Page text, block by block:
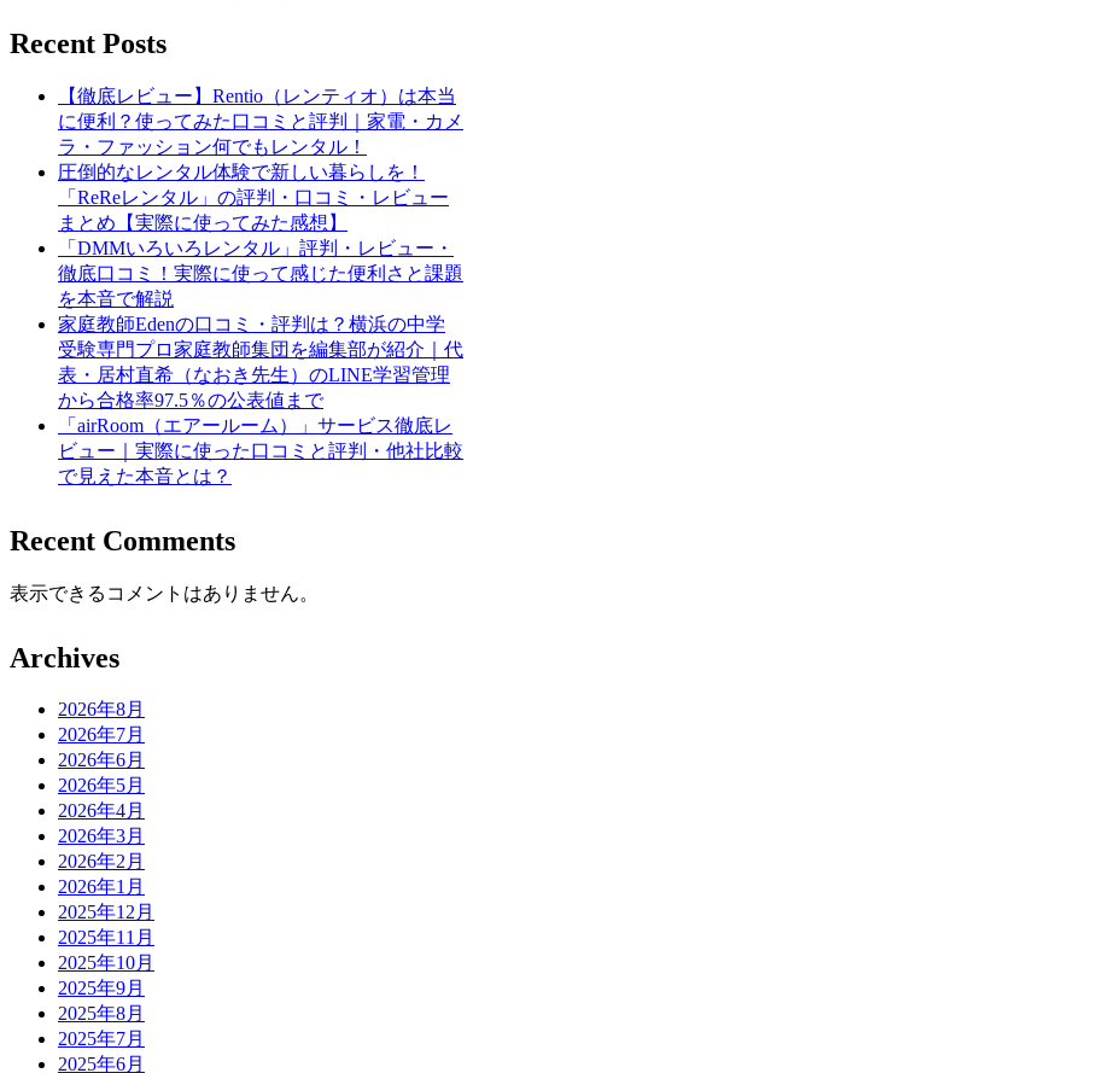
Recent Posts
【徹底レビュー】Rentio（レンティオ）は本当
に便利？使ってみた口コミと評判｜家電・カメ
ラ・ファッション何でもレンタル！
圧倒的なレンタル体験で新しい暮らしを！
「ReReレンタル」の評判・口コミ・レビュー
まとめ【実際に使ってみた感想】
「DMMいろいろレンタル」評判・レビュー・
徹底口コミ！実際に使って感じた便利さと課題
を本音で解説
家庭教師Edenの口コミ・評判は？横浜の中学
受験専門プロ家庭教師集団を編集部が紹介｜代
表・居村直希（なおき先生）のLINE学習管理
から合格率97.5％の公表値まで
「airRoom（エアールーム）」サービス徹底レ
ビュー｜実際に使った口コミと評判・他社比較
で見えた本音とは？
Recent Comments
表示できるコメントはありません。
Archives
2026年8月
2026年7月
2026年6月
2026年5月
2026年4月
2026年3月
2026年2月
2026年1月
2025年12月
2025年11月
2025年10月
2025年9月
2025年8月
2025年7月
2025年6月